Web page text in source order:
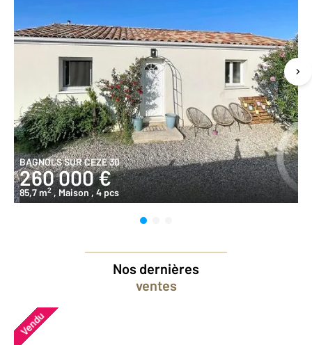
BAGNOLS SUR CEZE 30
260 000 €
85,7 m2 , Maison , 4 pcs
Nos dernières
ventes
Vendu